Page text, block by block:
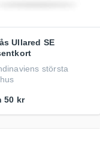
Ullared SE
största
50 kr